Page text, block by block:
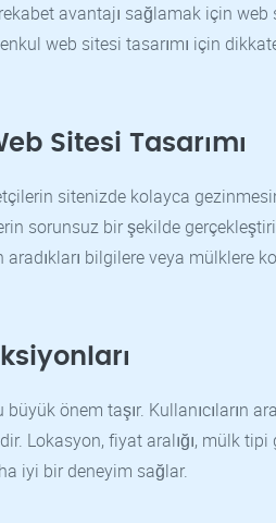
avantajı sağlamak için web
web sitesi tasarımı için
Sitesi Tasarımı
sitenizde kolayca
sorunsuz bir şekilde
bilgilere veya mülklere
önem taşır. Kullanıcıların
Lokasyon, fiyat aralığı, mülk
iyi bir deneyim sağlar.